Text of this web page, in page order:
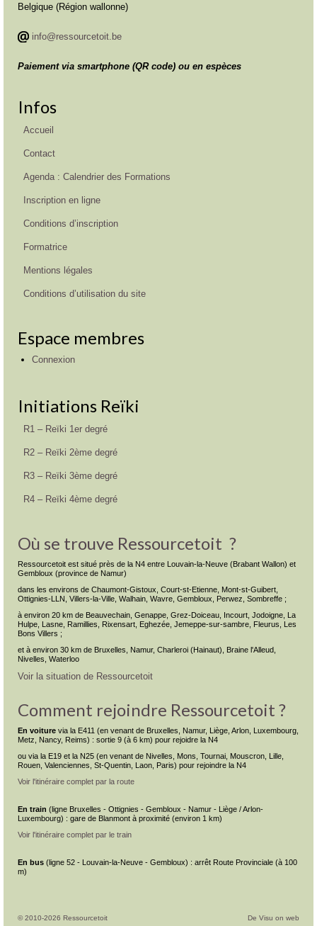
Belgique (Région wallonne)
info@ressourcetoit.be
Paiement via smartphone (QR code) ou en espèces
Infos
Accueil
Contact
Agenda : Calendrier des Formations
Inscription en ligne
Conditions d’inscription
Formatrice
Mentions légales
Conditions d’utilisation du site
Espace membres
Connexion
Initiations Reïki
R1 – Reïki 1er degré
R2 – Reïki 2ème degré
R3 – Reïki 3ème degré
R4 – Reïki 4ème degré
Où se trouve Ressourcetoit ?
Ressourcetoit est situé près de la N4 entre Louvain-la-Neuve (Brabant Wallon) et
Gembloux (province de Namur)
dans les environs de Chaumont-Gistoux, Court-st-Etienne, Mont-st-Guibert,
Ottignies-LLN, Villers-la-Ville, Walhain, Wavre, Gembloux, Perwez, Sombreffe ;
à environ 20 km de Beauvechain, Genappe, Grez-Doiceau, Incourt, Jodoigne, La
Hulpe, Lasne, Ramillies, Rixensart, Eghezée, Jemeppe-sur-sambre, Fleurus, Les
Bons Villers ;
et à environ 30 km de Bruxelles, Namur, Charleroi (Hainaut), Braine l'Alleud,
Nivelles, Waterloo
Voir la situation de Ressourcetoit
Comment rejoindre Ressourcetoit ?
En voiture via la E411 (en venant de Bruxelles, Namur, Liège, Arlon, Luxembourg,
Metz, Nancy, Reims) : sortie 9 (à 6 km) pour rejoidre la N4
ou via la E19 et la N25 (en venant de Nivelles, Mons, Tournai, Mouscron, Lille,
Rouen, Valenciennes, St-Quentin, Laon, Paris) pour rejoindre la N4
Voir l'itinéraire complet par la route
En train (ligne Bruxelles - Ottignies - Gembloux - Namur - Liège / Arlon-
Luxembourg) : gare de Blanmont à proximité (environ 1 km)
Voir l'itinéraire complet par le train
En bus (ligne 52 - Louvain-la-Neuve - Gembloux) : arrêt Route Provinciale (à 100
m)
© 2010-2026 Ressourcetoit De Visu on web